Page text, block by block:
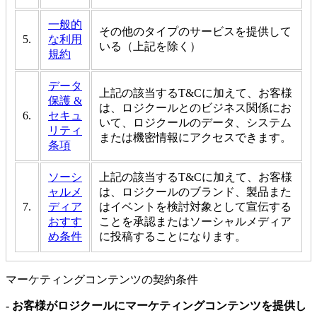
5.
一般的
な利用
規約
その他のタイプのサービスを提供して
いる（上記を除く）
6.
データ
保護 &
セキュ
リティ
条項
上記の該当するT&Cに加えて、お客様
は、ロジクールとのビジネス関係にお
いて、ロジクールのデータ、システム
または機密情報にアクセスできます。
7.
ソーシ
ャルメ
ディア
おすす
め条件
上記の該当するT&Cに加えて、お客様
は、ロジクールのブランド、製品また
はイベントを検討対象として宣伝する
ことを承認またはソーシャルメディア
に投稿することになります。
マーケティングコンテンツの契約条件
- お客様がロジクールにマーケティングコンテンツを提供し